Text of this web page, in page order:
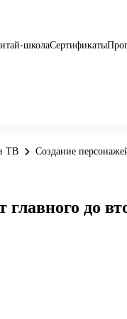
школаСертификаты
ТВ Создание
до